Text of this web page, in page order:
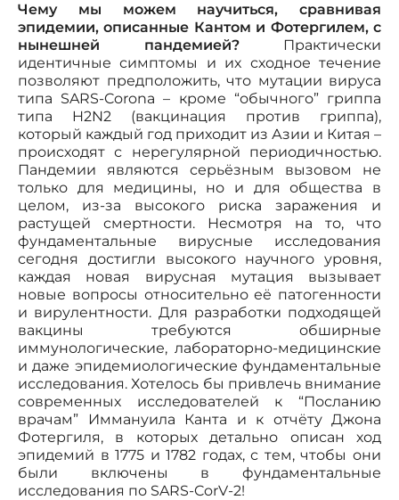
Чему мы можем научиться, сравнивая
эпидемии, описанные Кантом и Фотергилем, с
нынешней пандемией? Практически
идентичные симптомы и их сходное течение
позволяют предположить, что мутации вируса
типа SARS-Corona – кроме “обычного” гриппа
типа H2N2 (вакцинация против гриппа),
который каждый год приходит из Азии и Китая –
происходят с нерегулярной периодичностью.
Пандемии являются серьёзным вызовом не
только для медицины, но и для общества в
целом, из-за высокого риска заражения и
растущей смертности. Несмотря на то, что
фундаментальные вирусные исследования
сегодня достигли высокого научного уровня,
каждая новая вирусная мутация вызывает
новые вопросы относительно её патогенности
и вирулентности. Для разработки подходящей
вакцины требуются обширные
иммунологические, лабораторно-медицинские
и даже эпидемиологические фундаментальные
исследования. Хотелось бы привлечь внимание
современных исследователей к “Посланию
врачам” Иммануила Канта и к отчёту Джона
Фотергиля, в которых детально описан ход
эпидемий в 1775 и 1782 годах, с тем, чтобы они
были включены в фундаментальные
исследования по SARS-CorV-2!